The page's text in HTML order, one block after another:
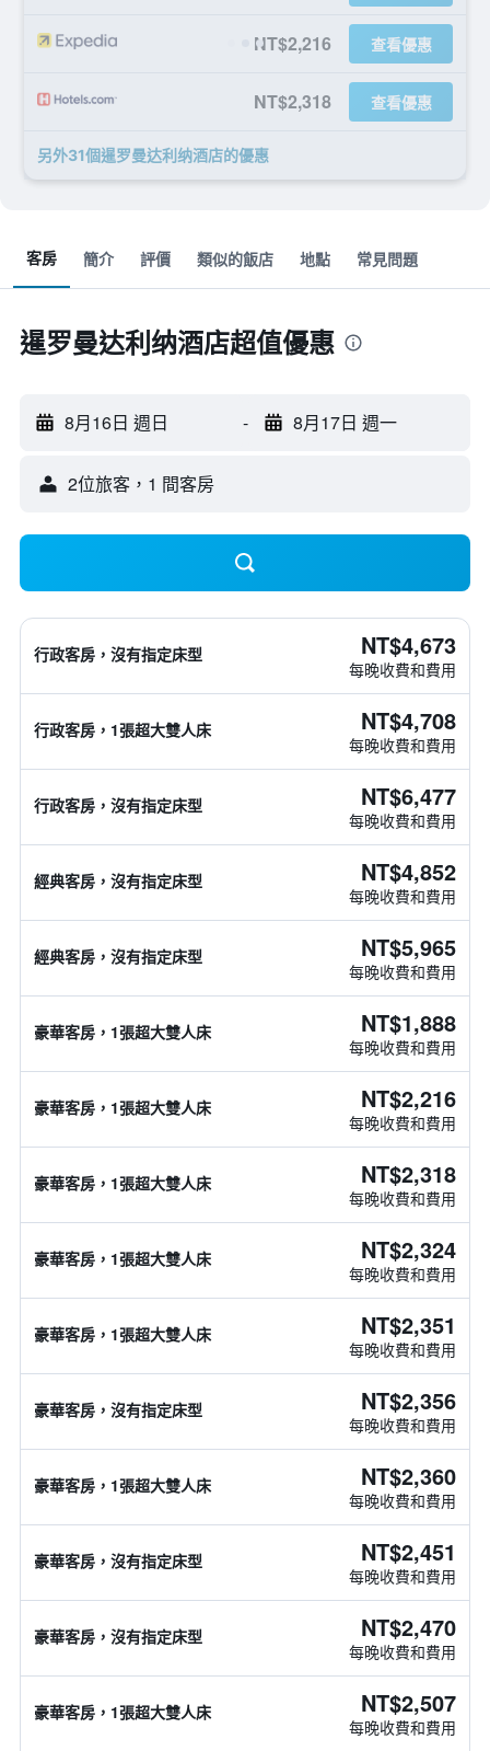
NT$2,216 查看優惠
NT$2,318 查看優惠
另外31個暹罗曼达利纳酒店​的優惠
客房 簡介 評價 類似的飯店 地點 常見問題
暹罗曼达利纳酒店超值優惠
8月16日 週日 - 8月17日 週一
2位旅客，1 間客房
行政客房，沒有指定床型 NT$4,673
每晚收費和費用
行政客房，1張超大雙人床 NT$4,708
每晚收費和費用
行政客房，沒有指定床型 NT$6,477
每晚收費和費用
經典客房，沒有指定床型 NT$4,852
每晚收費和費用
經典客房，沒有指定床型 NT$5,965
每晚收費和費用
豪華客房，1張超大雙人床 NT$1,888
每晚收費和費用
豪華客房，1張超大雙人床 NT$2,216
每晚收費和費用
豪華客房，1張超大雙人床 NT$2,318
每晚收費和費用
豪華客房，1張超大雙人床 NT$2,324
每晚收費和費用
豪華客房，1張超大雙人床 NT$2,351
每晚收費和費用
豪華客房，沒有指定床型 NT$2,356
每晚收費和費用
豪華客房，1張超大雙人床 NT$2,360
每晚收費和費用
豪華客房，沒有指定床型 NT$2,451
每晚收費和費用
豪華客房，沒有指定床型 NT$2,470
每晚收費和費用
豪華客房，1張超大雙人床 NT$2,507
每晚收費和費用